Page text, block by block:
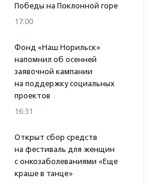
Победы на Поклонной горе
17:00
Фонд «Наш Норильск»
напомнил об осенней
заявочной кампании
на поддержку социальных
проектов
16:31
Открыт сбор средств
на фестиваль для женщин
с онкозаболеваниями «Еще
краше в танце»